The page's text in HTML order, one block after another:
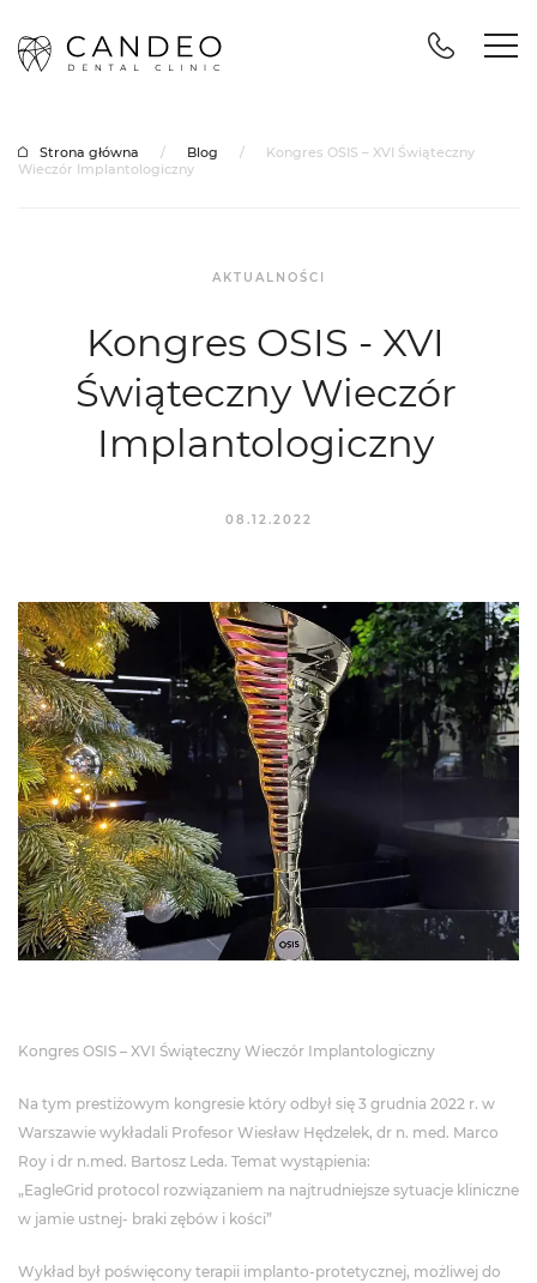
Strona główna / Blog /
Kongres OSIS – XVI Świąteczny
Wieczór Implantologiczny
AKTUALNOŚCI
Kongres OSIS - XVI
Świąteczny Wieczór
Implantologiczny
08.12.2022
Kongres OSIS – XVI Świąteczny Wieczór Implantologiczny
Na tym prestiżowym kongresie który odbył się 3 grudnia 2022 r. w
Warszawie wykładali Profesor Wiesław Hędzelek, dr n. med. Marco
Roy i dr n.med. Bartosz Leda. Temat wystąpienia:
„EagleGrid protocol rozwiązaniem na najtrudniejsze sytuacje kliniczne
w jamie ustnej- braki zębów i kości”
Wykład był poświęcony terapii implanto-protetycznej, możliwej do